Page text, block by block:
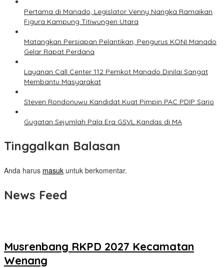
Pertama di Manado, Legislator Venny Nangka Ramaikan
Figura Kampung Titiwungen Utara
Matangkan Persiapan Pelantikan, Pengurus KONI Manado
Gelar Rapat Perdana
Layanan Call Center 112 Pemkot Manado Dinilai Sangat
Membantu Masyarakat
Steven Rondonuwu Kandidat Kuat Pimpin PAC PDIP Sario
Gugatan Sejumlah Pala Era GSVL Kandas di MA
Tinggalkan Balasan
Anda harus masuk untuk berkomentar.
News Feed
Musrenbang RKPD 2027 Kecamatan
Wenang